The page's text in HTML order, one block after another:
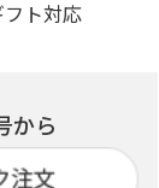
ト対応
から